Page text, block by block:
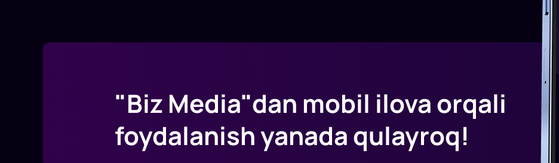
"Biz Media"dan mobil ilova orqali
foydalanish yanada qulayroq!